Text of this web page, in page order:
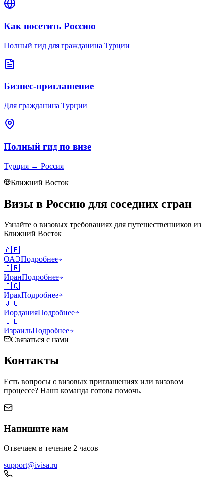
Как посетить Россию
Полный гид для гражданина Турции
Бизнес-приглашение
Для гражданина Турции
Полный гид по визе
Турция → Россия
Ближний Восток
Визы в Россию для соседних стран
Узнайте о визовых требованиях для путешественников из
Ближний Восток
🇦🇪
ОАЭПодробнее
🇮🇷
ИранПодробнее
🇮🇶
ИракПодробнее
🇯🇴
ИорданияПодробнее
🇮🇱
ИзраильПодробнее
Связаться с нами
Контакты
Есть вопросы о визовых приглашениях или визовом
процессе? Наша команда готова помочь.
Напишите нам
Отвечаем в течение 2 часов
support@ivisa.ru